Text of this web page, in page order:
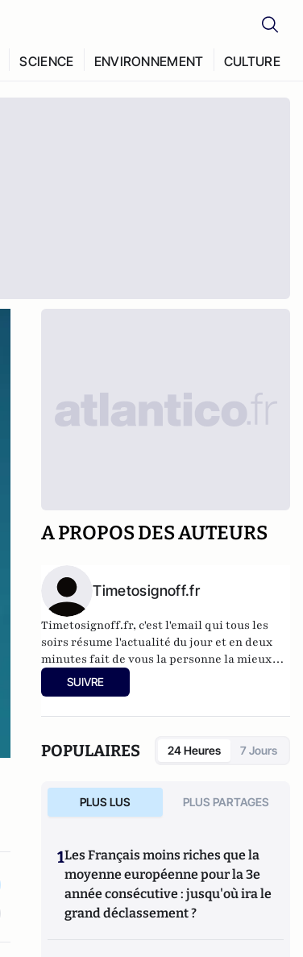
SCIENCE ENVIRONNEMENT CULTURE
A PROPOS DES AUTEURS
Timetosignoff.fr
Timetosignoff.fr, c'est l'email qui tous les
soirs résume l'actualité du jour et en deux
minutes fait de vous la personne la mieux
informée de votre entourage.
SUIVRE
POPULAIRES 24 Heures 7 Jours
PLUS LUS PLUS PARTAGES
1Les Français moins riches que la
moyenne européenne pour la 3e
année consécutive : jusqu'où ira le
grand déclassement ?